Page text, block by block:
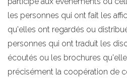
les personnes qui ont fait les
qu'elles ont regardés ou
personnes qui ont traduit les
écoutés ou les brochures
précisément la coopération de